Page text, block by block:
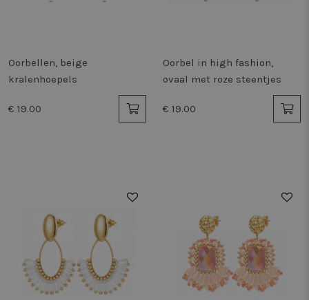
Oorbellen, beige
kralenhoepels
€ 19.00
Oorbel in high fashion,
ovaal met roze steentjes
€ 19.00